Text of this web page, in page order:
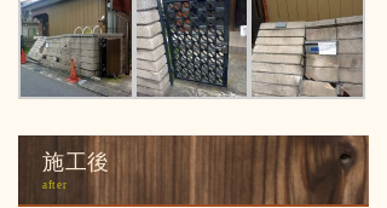
施工後
after